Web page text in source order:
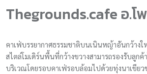
Thegrounds.cafe อ.โ
คาเฟ่บรรยากาศธรรมชาติบนเนินหญ้าอันกว้าง
สไตล์โมเดิร์นพื้นที่กว้างขวางสามารถรองรับลูก
บริเวณโดยรอบคาเฟ่รอบล้อมไปด้วยทุ่งนาเขีย